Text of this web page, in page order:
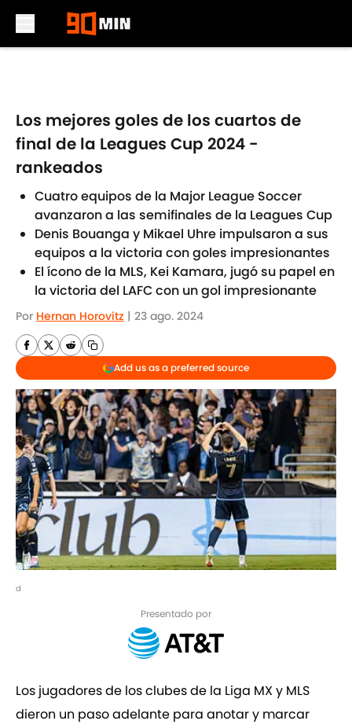
Los mejores goles de los cuartos de
final de la Leagues Cup 2024 -
rankeados
Cuatro equipos de la Major League Soccer
avanzaron a las semifinales de la Leagues Cup
Denis Bouanga y Mikael Uhre impulsaron a sus
equipos a la victoria con goles impresionantes
El ícono de la MLS, Kei Kamara, jugó su papel en
la victoria del LAFC con un gol impresionante
Por Hernan Horovitz | 23 ago. 2024
Add us as a preferred source
d
Presentado por
Los jugadores de los clubes de la Liga MX y MLS
dieron un paso adelante para anotar y marcar